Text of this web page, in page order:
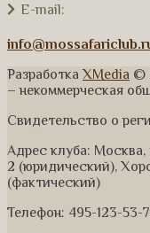
E-mail:
Разработка XMedia ©
– некоммерческая
Свидетельство о
Адрес клуба: Москва,
2 (юридический),
(фактический)
Телефон: 495-123-53-